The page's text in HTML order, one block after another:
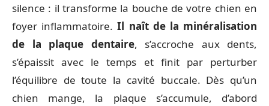
silence : il transforme la bouche de votre chien en
foyer inflammatoire.Il naît de la minéralisation
de la plaque dentaire, s’accroche aux dents,
s’épaissit avec le temps et finit par perturber
l’équilibre de toute la cavité buccale. Dès qu’un
chien mange, la plaque s’accumule, d’abord